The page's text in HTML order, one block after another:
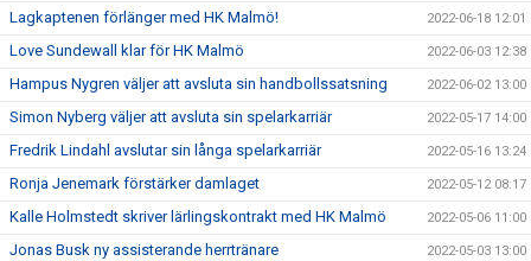
Lagkaptenen förlänger med HK Malmö! 2022-06-18 12:01
Love Sundewall klar för HK Malmö 2022-06-03 12:38
Hampus Nygren väljer att avsluta sin handbollssatsning 2022-06-02 13:00
Simon Nyberg väljer att avsluta sin spelarkarriär 2022-05-17 14:00
Fredrik Lindahl avslutar sin långa spelarkarriär 2022-05-16 13:24
Ronja Jenemark förstärker damlaget 2022-05-12 08:17
Kalle Holmstedt skriver lärlingskontrakt med HK Malmö 2022-05-06 11:00
Jonas Busk ny assisterande herrtränare 2022-05-03 13:00